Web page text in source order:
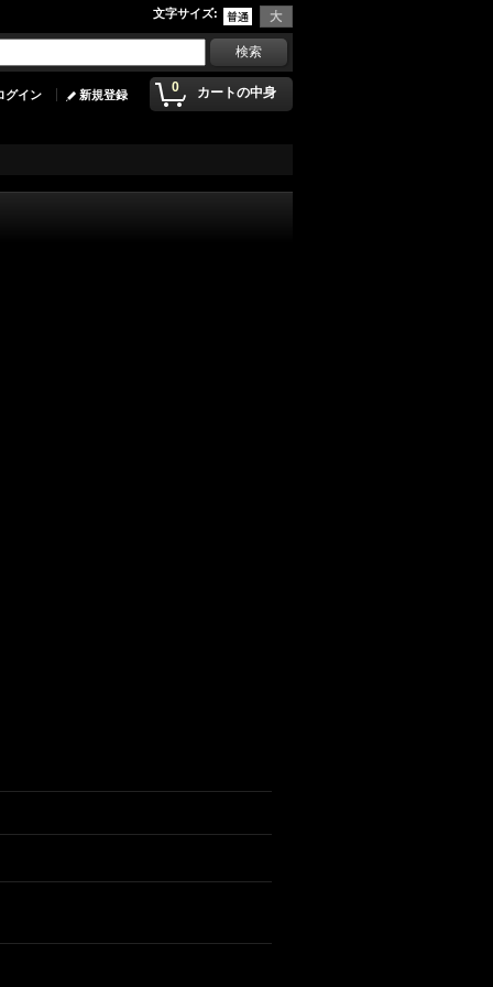
文字サイズ:
0 カートの中身
グイン 新規登録